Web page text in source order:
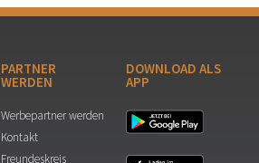
PARTNER
WERDEN
Werbepartner werden
Kontakt
Freundeskreis
DOWNLOAD ALS
APP